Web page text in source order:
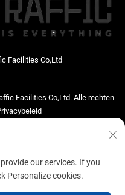
Facilities Co,Ltd
Facilities Co,Ltd. Alle rechten
Co,Ltd Adres; No.73 Hongchou
Taizhou City, Zhejiang Provice,
our services. If you
Personalize cookies.